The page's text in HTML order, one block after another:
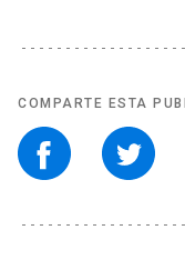
COMPARTE ESTA